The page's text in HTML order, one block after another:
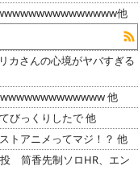
他
カさんの心境がヤバすぎる
他
びっくりしたで 他
トアニメってマジ！？ 他
筒香先制ソロHR、エン